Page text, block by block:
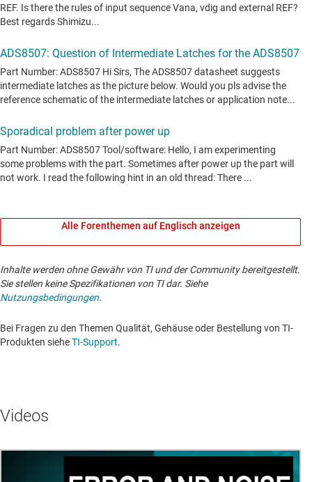
Alle Forenthemen auf Englisch anzeigen
Inhalte werden ohne Gewähr von TI und der Community bereitgestellt.
Sie stellen keine Spezifikationen von TI dar. Siehe
Nutzungsbedingungen.
Bei Fragen zu den Themen Qualität, Gehäuse oder Bestellung von TI-
Produkten sieheTI-Support. ​​​​​​​​​​​​​​
Videos